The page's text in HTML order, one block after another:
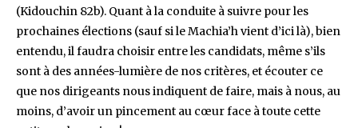
(Kidouchin 82b). Quant à la conduite à suivre pour les
prochaines élections (sauf si le Machia’h vient d’ici là), bien
entendu, il faudra choisir entre les candidats, même s’ils
sont à des années-lumière de nos critères, et écouter ce
que nos dirigeants nous indiquent de faire, mais à nous, au
moins, d’avoir un pincement au cœur face à toute cette